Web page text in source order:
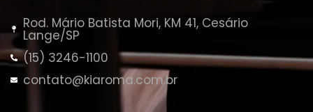
Rod. Mário Batista Mori, KM 41, Cesário
Lange/SP
(15) 3246-1100
contato@kiaroma.com.br